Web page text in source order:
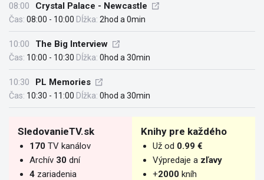
08:00 Crystal Palace - Newcastle
Čas: 08:00 - 10:00 Dĺžka: 2hod a 0min
10:00 The Big Interview
Čas: 10:00 - 10:30 Dĺžka: 0hod a 30min
10:30 PL Memories
Čas: 10:30 - 11:00 Dĺžka: 0hod a 30min
SledovanieTV.sk
170 TV kanálov
Archív 30 dní
4 zariadenia
Knihy pre každého
Už od 0.99 €
Výpredaje a zľavy
+2000 kníh